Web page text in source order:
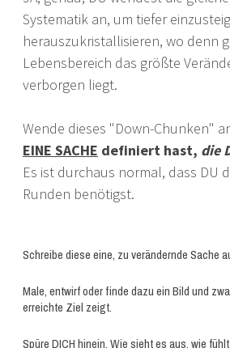
Systematik an, um tiefer
herauszukristallisieren, wo denn
Lebensbereich das größte
verborgen liegt.
Wende dieses "Down-Chunken"
EINE SACHE definiert hast, die
Es ist durchaus normal, dass DU
Runden benötigst.
Schreibe diese eine, zu verändernde Sache
Male, entwirf oder finde dazu ein Bild und
erreichte Ziel zeigt.
Spüre DICH hinein. Wie sieht es aus, wie